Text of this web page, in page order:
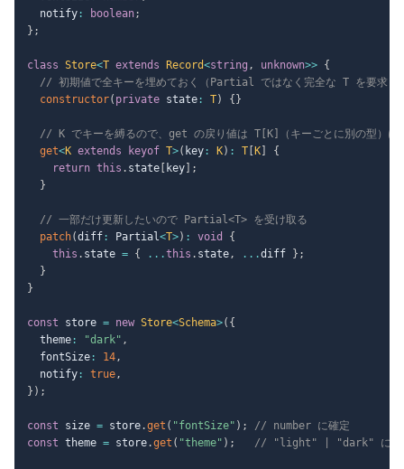
  notify
: boolean;
} ;
class Store<T extends Record<string , unknown>> {
// 初期値で全キーを埋めておく（Partial ではなく完全な T を要求）
constructor( private state : T) { }
// K でキーを縛るので、get の戻り値は T[K]（キーごとに別の型）に
get<K extends keyof T>( key : K) : T K
{
return this . state key
;
}
// 一部だけ更新したいので Partial<T> を受け取る
patch(diff : Partial<T>) : void
{
this . state = { ...this . state, ...diff } ;
}
}
const store = new Store<Schema>( {
  theme
: "dark" ,
  fontSize
: 14,
  notify
: true,
} ) ;
const size = store.get ( "fontSize" ) ;
// number に確定
const theme = store.get ( "theme" ) ; // "light" | "dark" に確